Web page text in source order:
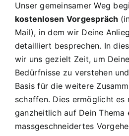
Unser gemeinsamer Weg
kostenlosen Vorgespräch
Mail), in dem wir Deine
detailliert besprechen. In
wir uns gezielt Zeit, um
Bedürfnisse zu verstehen
Basis für die weitere
schaffen. Dies ermöglicht es
ganzheitlich auf Dein Thema
massgeschneidertes